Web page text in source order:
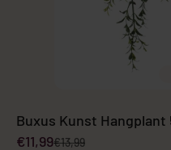
Buxus Kunst Hangplant
Aanbiedingsprijs
€11,99Normale prijs
€13,99